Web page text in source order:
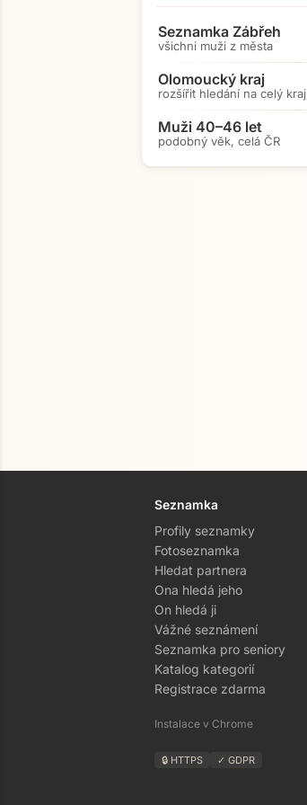
Seznamka Zábřeh
všichni muži z města
Olomoucký kraj
rozšířit hledání na celý kraj
Muži 40–46 let
podobný věk, celá ČR
Seznamka
Profily seznamky
Fotoseznamka
Hledat partnera
Ona hledá jeho
On hledá ji
Vážné seznámení
Seznamka pro seniory
Katalog kategorií
Registrace zdarma
Instalace v Chrome
🔒 HTTPS ✓ GDPR